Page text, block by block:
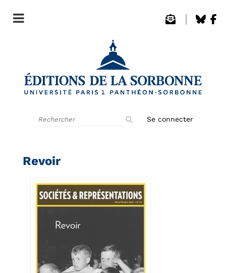
Se connecter
Revoir